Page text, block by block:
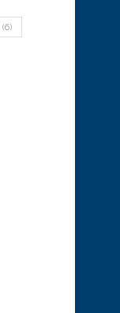
(6)